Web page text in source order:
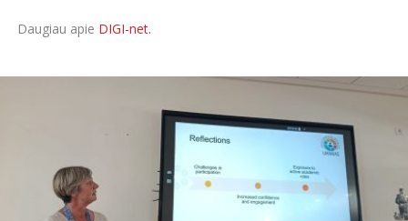
Daugiau apie DIGI-net.